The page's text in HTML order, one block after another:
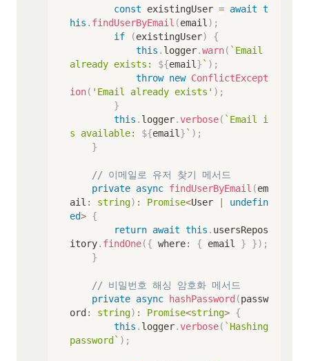
const existingUser = await t
his . findUserByEmail (email ) ;
if
(existingUser)
{
this . logger.warn( ` Email
already exists: ${email } ` ) ;
throw new ConflictExcept
ion( 'Email already exists' ) ;
}
this . logger.verbose( ` Email i
s available: ${email } ` ) ;
}
// 이메일로 유저 찾기 메서드
private async findUserByEmail (em
ail : string) : Promise<User
undefin
ed> {
return await this . usersRepos
itory. findOne({ where: { email } }) ;
}
// 비밀번호 해싱 암호화 메서드
private async hashPassword (passw
ord : string) : Promise<string> {
this . logger.verbose( ` Hashing
password ` ) ;